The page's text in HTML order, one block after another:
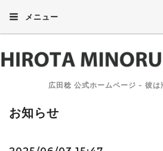
メニュー
広田稔 公式ホームページ - 彼は
お知らせ